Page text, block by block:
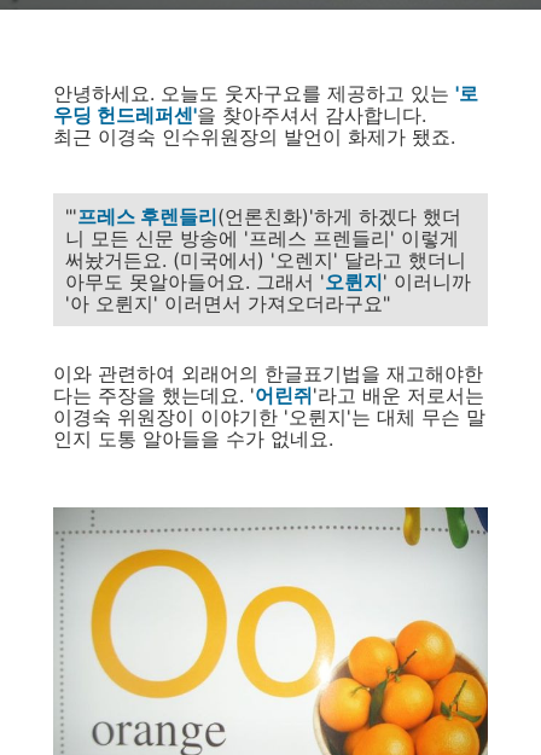
안녕하세요. 오늘도 웃자구요를 제공하고 있는 '로
우딩 헌드레퍼센'을 찾아주셔서 감사합니다.
최근 이경숙 인수위원장의 발언이 화제가 됐죠.
"'프레스 후렌들리(언론친화)'하게 하겠다 했더
니 모든 신문 방송에 '프레스 프렌들리' 이렇게
써놨거든요. (미국에서) '오렌지' 달라고 했더니
아무도 못알아들어요. 그래서 '오륀지' 이러니까
'아 오륀지' 이러면서 가져오더라구요"
이와 관련하여 외래어의 한글표기법을 재고해야한
다는 주장을 했는데요. '어린쥐'라고 배운 저로서는
이경숙 위원장이 이야기한 '오륀지'는 대체 무슨 말
인지 도통 알아들을 수가 없네요.